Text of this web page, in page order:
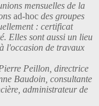
mensuelles de la
ad-hoc des groupes
: certificat
Elles sont aussi un lieu
l'occasion de travaux
Peillon, directrice
Baudoin, consultante
administrateur de